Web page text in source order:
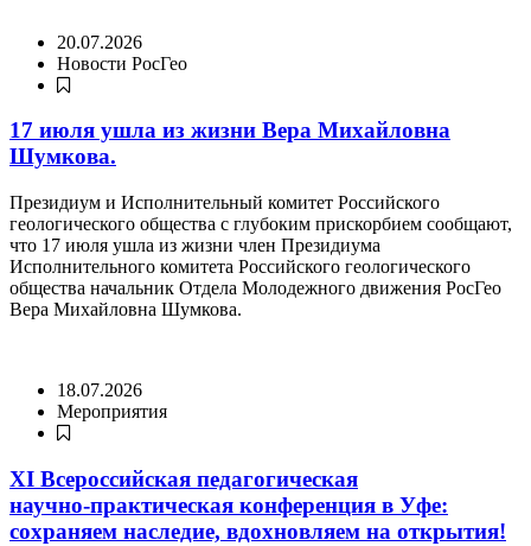
20.07.2026
Новости РосГео
17 июля ушла из жизни Вера Михайловна
Шумкова.
Президиум и Исполнительный комитет Российского
геологического общества с глубоким прискорбием сообщают,
что 17 июля ушла из жизни член Президиума
Исполнительного комитета Российского геологического
общества начальник Отдела Молодежного движения РосГео
Вера Михайловна Шумкова.
18.07.2026
Мероприятия
XI Всероссийская педагогическая
научно‑практическая конференция в Уфе:
сохраняем наследие, вдохновляем на открытия!